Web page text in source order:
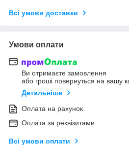
Всі умови доставки
Умови оплати
Ви отримаєте замовлення
або гроші повернуться на вашу
Детальніше
Оплата на рахунок
Оплата за реквізитами
Всі умови оплати